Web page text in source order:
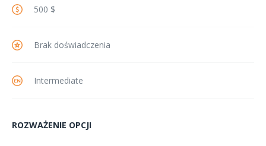
500 $
Brak doświadczenia
Intermediate
ROZWAŻENIE OPCJI